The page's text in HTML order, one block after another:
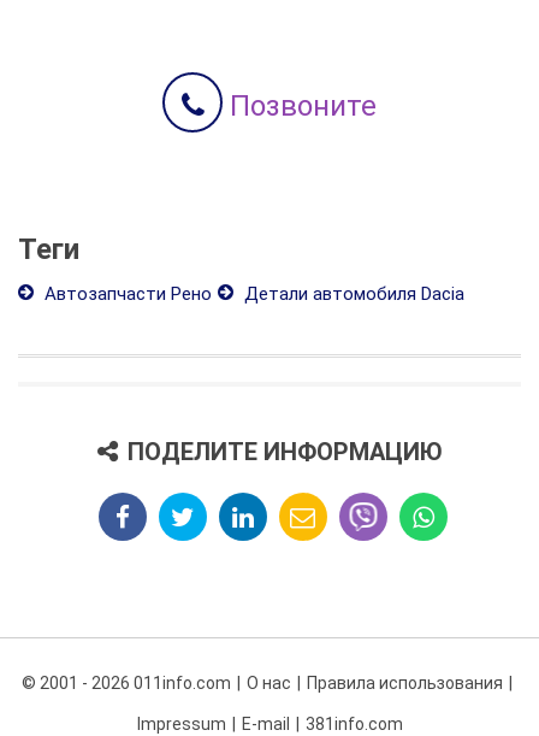
Позвоните
Теги
Автозапчасти Рено Детали автомобиля Dacia
ПОДЕЛИТЕ ИНФОРМАЦИЮ
© 2001 - 2026 011info.com О нас Правила использования
Impressum E-mail 381info.com